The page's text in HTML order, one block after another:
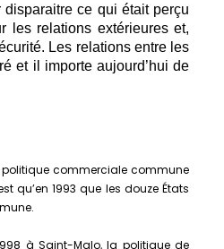
ce qui était perçu
les relations extérieures et,
Les relations entre les
et il importe aujourd’hui de
commerciale commune
qu’en 1993 que les douze États
à Saint-Malo, la politique de